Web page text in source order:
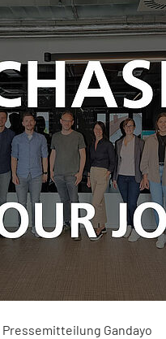
Pressemitteilung Gandayo